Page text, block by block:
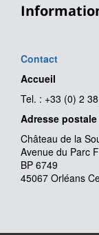
Contact
Accueil
Tel. : +33 (0) 2
Adresse postale
Château de la
Avenue du Parc
BP 6749
45067 Orléans